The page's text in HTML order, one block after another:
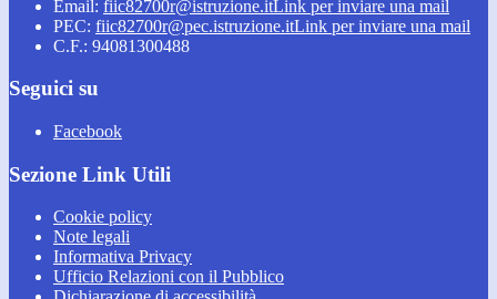
Email: fiic82700r@istruzione.itLink per inviare una mail
PEC: fiic82700r@pec.istruzione.itLink per inviare una mail
C.F.: 94081300488
Seguici su
Facebook
Sezione Link Utili
Cookie policy
Note legali
Informativa Privacy
Ufficio Relazioni con il Pubblico